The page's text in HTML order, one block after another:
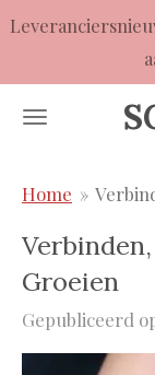
Ga
naar
de
Home »
Groeien
Gepubliceerd